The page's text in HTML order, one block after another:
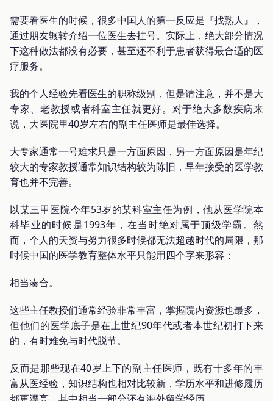
需要看医生的时候，很多中国人的第一反应是『找熟人』，
通过朋友辗转介绍一位医生去挂号。实际上，绝大部分情况
下这种做法都没有必要，甚至还不利于患者获得最合适的医
疗服务。
我的个人经验先看医生的职称级别，但是请注意，并不是大
专家、老教授或者科室主任就更好。对于绝大多数疾病来
说，大医院里40岁左右的副主任医师是最佳选择。
大专家通常一号难求只是一方面原因，另一方面原因是年纪
较大的专家教授通常知识结构较为陈旧，早年接受的医学教
育也并不完善。
以某三甲医院今年53岁的某科室主任为例，他从医学院本
科毕业的时候是1993年，在当时绝对属于顶级学霸。然
而，个人的天资与努力很多时候都无法超越时代的局限，那
时候中国的医学教育整体水平只能用四个字来形容：
相当凑合。
这些主任教授们通常经验非常丰富，掌握院内资源也最多，
但他们的医学底子是在上世纪90年代或者本世纪初打下来
的，有时难免与时代脱节。
反而是那些现在40岁上下的副主任医师，既有十多年的丰
富从医经验，知识结构也相对比较新，学历水平和进修履历